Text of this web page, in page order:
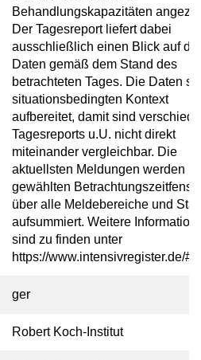
Behandlungskapazitäten
Der Tagesreport liefert dabei
ausschließlich einen Blick auf die
Daten gemäß dem Stand des
betrachteten Tages. Die Daten
situationsbedingten Kontext
aufbereitet, damit sind
Tagesreports u.U. nicht direkt
miteinander vergleichbar. Die
aktuellsten Meldungen werden im
gewählten
über alle Meldebereiche und
aufsummiert. Weitere
sind zu finden unter
https://www.intensivregister.de/#/
ger
Robert Koch-Institut